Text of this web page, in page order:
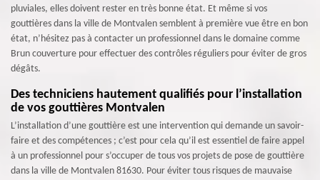
pluviales, elles doivent rester en très bonne état. Et même si vos
gouttières dans la ville de Montvalen semblent à première vue être en bon
état, n’hésitez pas à contacter un professionnel dans le domaine comme
Brun couverture pour effectuer des contrôles réguliers pour éviter de gros
dégâts.
Des techniciens hautement qualifiés pour l’installation
de vos gouttières Montvalen
L’installation d’une gouttière est une intervention qui demande un savoir-
faire et des compétences ; c’est pour cela qu’il est essentiel de faire appel
à un professionnel pour s’occuper de tous vos projets de pose de gouttière
dans la ville de Montvalen 81630. Pour éviter tous risques de mauvaise